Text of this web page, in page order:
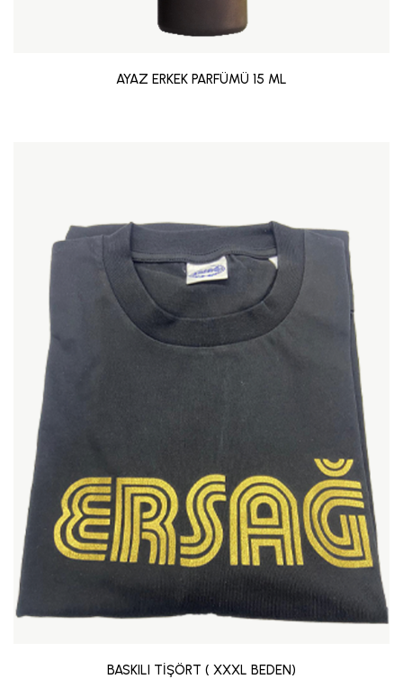
AYAZ ERKEK PARFÜMÜ 15 ML
BASKILI TİŞÖRT ( XXXL BEDEN)